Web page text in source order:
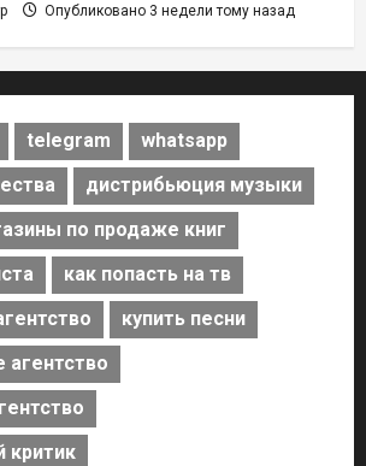
Опубликовано 3 недели тому назад
telegram
whatsapp
дистрибьюция музыки
по продаже книг
как попасть на тв
купить песни
агентство
критик